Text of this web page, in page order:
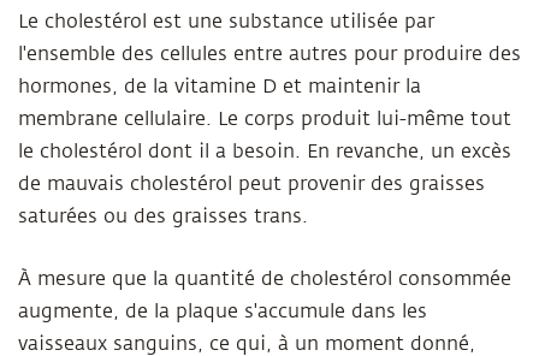
Le cholestérol est une substance utilisée par
l'ensemble des cellules entre autres pour produire des
hormones, de la vitamine D et maintenir la
membrane cellulaire. Le corps produit lui-même tout
le cholestérol dont il a besoin. En revanche, un excès
de mauvais cholestérol peut provenir des graisses
saturées ou des graisses trans.
À mesure que la quantité de cholestérol consommée
augmente, de la plaque s'accumule dans les
vaisseaux sanguins, ce qui, à un moment donné,